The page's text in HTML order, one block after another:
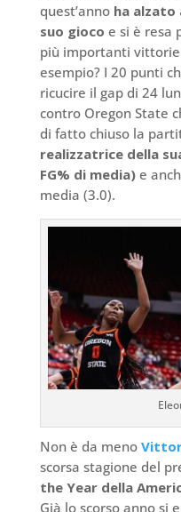
quest’anno ha alzato
suo gioco e si è resa
più importanti vittorie
esempio? I 20 punti
ricucire il gap di 24
contro Oregon State
di fatto chiuso la
realizzatrice della
FG% di media) e
media (3.0).
Non è da meno
scorsa stagione del
the Year della
Già lo scorso anno si